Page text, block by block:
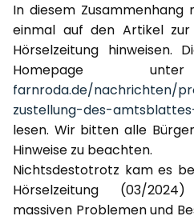
In diesem
einmal auf den Artikel
Hörselzeitung hinweisen.
Homepage
farnroda.de/nachrichten/
zustellung-des-
lesen. Wir bitten alle
Hinweise zu beachten.
Nichtsdestotrotz kam es
Hörselzeitung (03/
massiven Problemen und